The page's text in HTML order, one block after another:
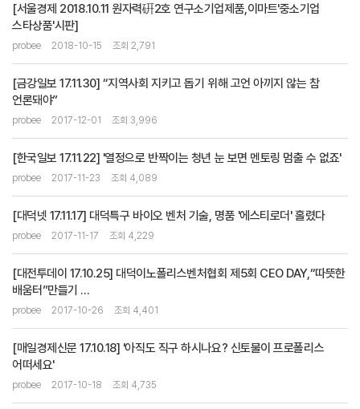
[서울경제 2018.10.11 원자력硏2호 연구소기업제품,이마트'중소기업
스타상품'시판]
probee 2018-10-15 조회 2,791
[금강일보 17.11.30] “지역사회 지키고 돕기 위해 고언 아끼지 않는 참
언론돼야”
probee 2017-12-01 조회 3,996
[한국일보 17.11.22] '열정으로 반짝이는 청년 눈 보면 멘토링 멈출 수 없죠'
probee 2017-11-23 조회 4,089
[대덕넷 17.11.17] 대덕특구 바이오 벤처 기술, 명품 '에스티로더' 홀렸다
probee 2017-11-17 조회 4,229
[대전투데이 17.10.25] 대덕이노폴리스벤처협회 제5회 CEO DAY,“따뜻한
배움터”만들기 ...
probee 2017-10-26 조회 4,401
[매일경제신문 17.10.18] '아직도 직구 하시나요? 신토불이 프로폴리스
어떠세요'
probee 2017-10-18 조회 4,735